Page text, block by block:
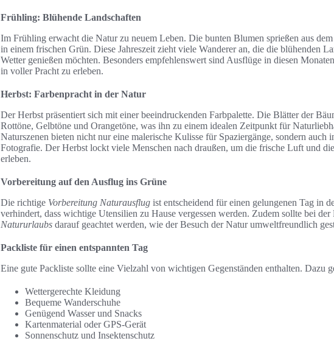
Frühling: Blühende Landschaften
Im Frühling erwacht die Natur zu neuem Leben. Die bunten Blumen sprießen aus
in einem frischen Grün. Diese Jahreszeit zieht viele Wanderer an, die die blühenden
Wetter genießen möchten. Besonders empfehlenswert sind Ausflüge in diesen
in voller Pracht zu erleben.
Herbst: Farbenpracht in der Natur
Der Herbst präsentiert sich mit einer beeindruckenden Farbpalette. Die Blätter der
Rottöne, Gelbtöne und Orangetöne, was ihn zu einem idealen Zeitpunkt für
Naturszenen bieten nicht nur eine malerische Kulisse für Spaziergänge, sondern auch
Fotografie. Der Herbst lockt viele Menschen nach draußen, um die frische Luft und
erleben.
Vorbereitung auf den Ausflug ins Grüne
Die richtige Vorbereitung Naturausflug ist entscheidend für einen gelungenen Tag in
verhindert, dass wichtige Utensilien zu Hause vergessen werden. Zudem sollte bei der
Natururlaubs darauf geachtet werden, wie der Besuch der Natur umweltfreundlich
Packliste für einen entspannten Tag
Eine gute Packliste sollte eine Vielzahl von wichtigen Gegenständen enthalten. Dazu
Wettergerechte Kleidung
Bequeme Wanderschuhe
Genügend Wasser und Snacks
Kartenmaterial oder GPS-Gerät
Sonnenschutz und Insektenschutz